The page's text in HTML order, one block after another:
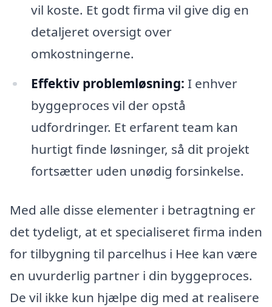
vil koste. Et godt firma vil give dig en
detaljeret oversigt over
omkostningerne.
Effektiv problemløsning: I enhver
byggeproces vil der opstå
udfordringer. Et erfarent team kan
hurtigt finde løsninger, så dit projekt
fortsætter uden unødig forsinkelse.
Med alle disse elementer i betragtning er
det tydeligt, at et specialiseret firma inden
for tilbygning til parcelhus i Hee kan være
en uvurderlig partner i din byggeproces.
De vil ikke kun hjælpe dig med at realisere